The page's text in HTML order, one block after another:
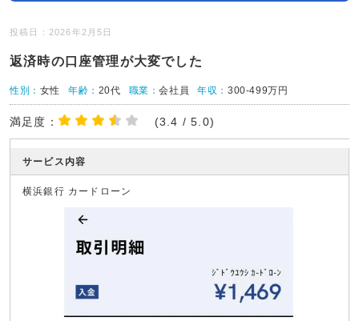
投稿日：2026年2月5日
返済時の口座管理が大変でした
性別： 女性 年齢： 20代 職業：会社員 年収：300-499万円
満足度： (3.4 / 5.0)
サービス内容
横浜銀行 カードローン